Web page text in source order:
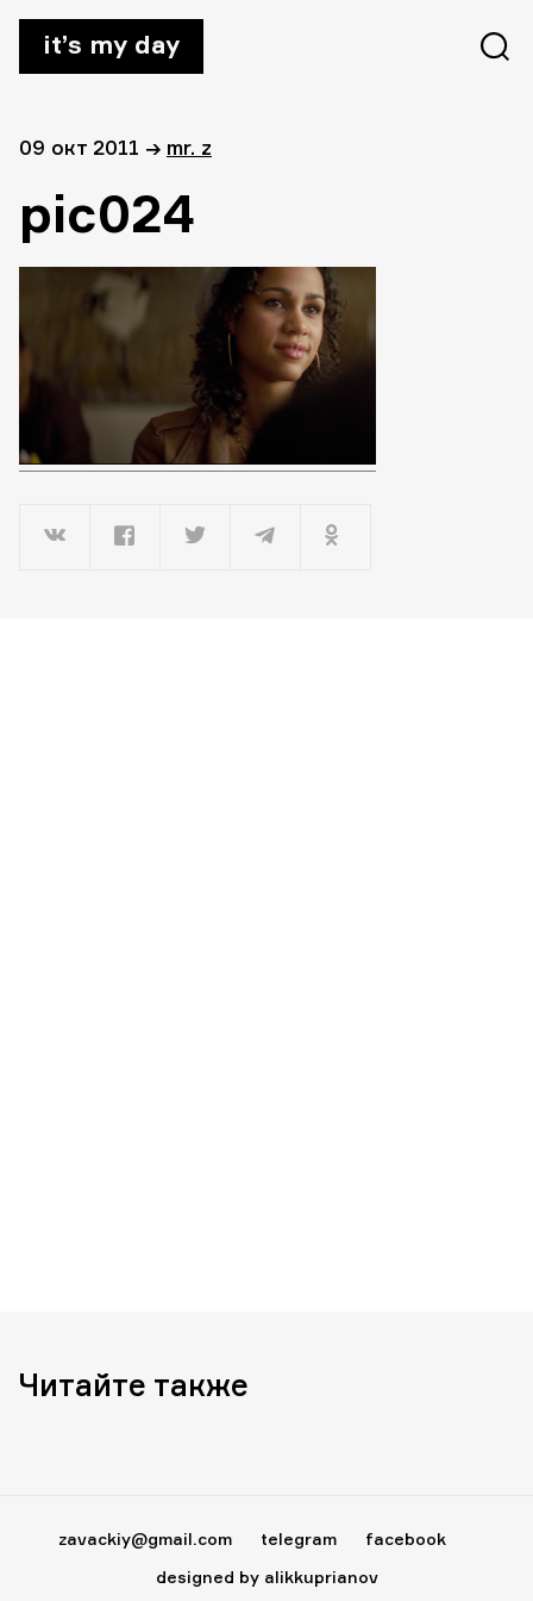
it’s my day
09 окт 2011 → mr. z
pic024
Читайте также
zavackiy@gmail.com telegram
facebook
designed by alikkuprianov